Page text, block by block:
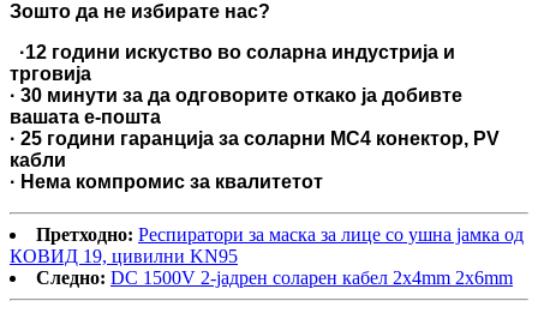
Зошто да не избирате нас?
·12 години искуство во соларна индустрија и
трговија
· 30 минути за да одговорите откако ја добивте
вашата е-пошта
· 25 години гаранција за соларни MC4 конектор, PV
кабли
· Нема компромис за квалитетот
Претходно: Респиратори за маска за лице со ушна јамка од
КОВИД 19, цивилни KN95
Следно: DC 1500V 2-јадрен соларен кабел 2x4mm 2x6mm